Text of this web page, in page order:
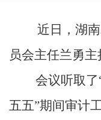
近日，湖
员会主任兰勇主
会议听取了“
五五”期间审计